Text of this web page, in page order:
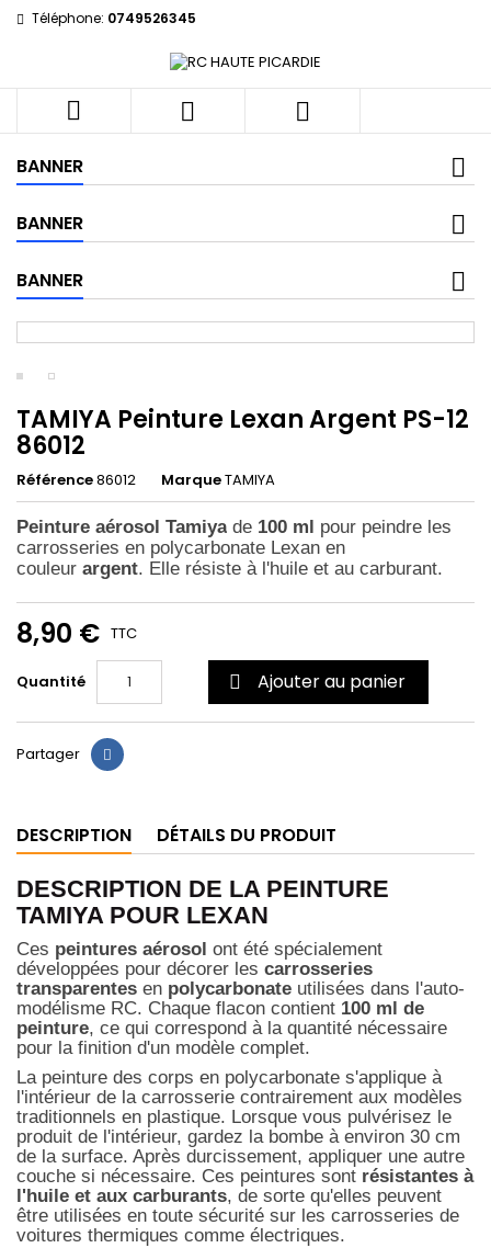
Téléphone: 0749526345
  
BANNER
BANNER
BANNER
TAMIYA Peinture Lexan Argent PS-12
86012
Référence86012 MarqueTAMIYA
Peinture aérosol Tamiya de 100 ml
pour peindre les
carrosseries en polycarbonate Lexan en
couleur argent. Elle résiste à l'huile et au carburant.
8,90 € TTC
Quantité  Ajouter au panier
Partager
DESCRIPTION DÉTAILS DU PRODUIT
DESCRIPTION DE LA PEINTURE
TAMIYA POUR LEXAN
Ces peintures aérosol ont été spécialement
développées pour décorer les carrosseries
transparentes en polycarbonate utilisées dans l'auto-
modélisme RC. Chaque flacon contient 100 ml de
peinture, ce qui correspond à la quantité nécessaire
pour la finition d'un modèle complet.
La peinture des corps en polycarbonate s'applique à
l'intérieur de la carrosserie contrairement aux modèles
traditionnels en plastique. Lorsque vous pulvérisez le
produit de l'intérieur, gardez la bombe à environ 30 cm
de la surface. Après durcissement, appliquer une autre
couche si nécessaire. Ces peintures sont résistantes à
l'huile et aux carburants, de sorte qu'elles peuvent
être utilisées en toute sécurité sur les carrosseries de
voitures thermiques comme électriques.